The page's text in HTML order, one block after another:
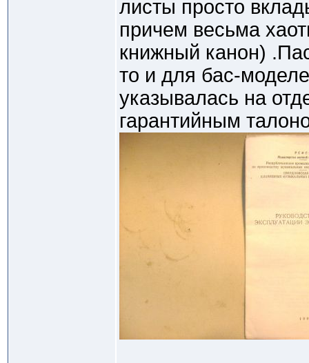
листы просто
причем весьма
книжный канон)
то и для бас-
указывалась на
гарантийным